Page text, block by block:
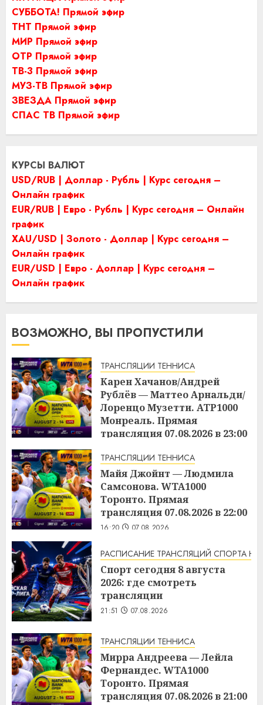
СУББОТА! Прямой эфир
ТНТ Прямой эфир
МИР Прямой эфир
ОТР Прямой эфир
ТВ-3 Прямой эфир
МУЗ-ТВ Прямой эфир
ЗВЕЗДА Прямой эфир
СПАС ТВ Прямой эфир
КУРСЫ ВАЛЮТ
USD/RUB | Доллар - Рубль | Курс сегодня –
Онлайн график
EUR/RUB | Евро - Рубль | Курс сегодня – Онлайн
график
XAU/USD | Золото - Доллар | Курс сегодня –
Онлайн график
EUR/USD | Евро - Доллар | Курс сегодня –
Онлайн график
ВОЗМОЖНО, ВЫ ПРОПУСТИЛИ
ТРАНСЛЯЦИИ ТЕННИСА
Карен Хачанов/Андрей
Рублёв — Маттео Арнальди/
Лоренцо Музетти. ATP1000
Монреаль. Прямая
трансляция 07.08.2026 в 23:00
ТРАНСЛЯЦИИ ТЕННИСА
Майя Джойнт — Людмила
Самсонова. WTA1000
Торонто. Прямая
трансляция 07.08.2026 в 22:00
16:20 07.08.2026
РАСПИСАНИЕ ТРАНСЛЯЦИЙ СПОРТА НА
Спорт сегодня 8 августа
2026: где смотреть
трансляции
21:51 07.08.2026
ТРАНСЛЯЦИИ ТЕННИСА
Мирра Андреева — Лейла
Фернандес. WTA1000
Торонто. Прямая
трансляция 07.08.2026 в 21:00